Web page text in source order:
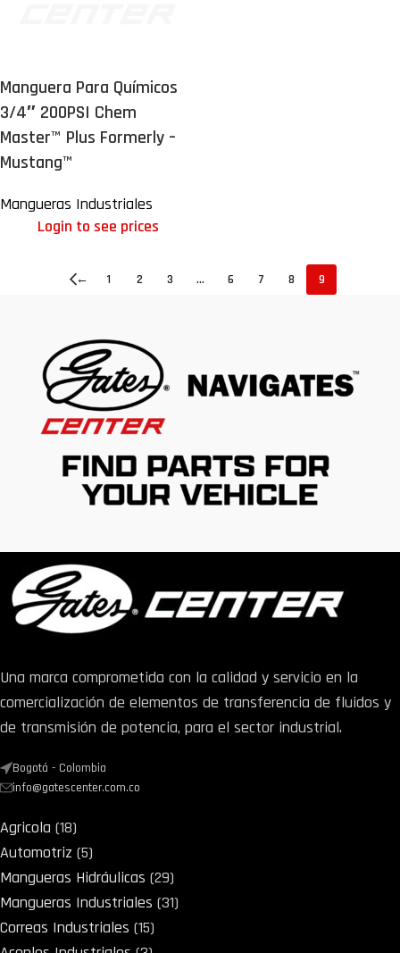
Manguera Para Químicos
3/4″ 200PSI Chem
Master™ Plus Formerly –
Mustang™
Mangueras Industriales
Login to see prices
← 1 2 3 … 6 7 8 9
Una marca comprometida con la calidad y servicio en la
comercialización de elementos de transferencia de fluidos y
de transmisión de potencia, para el sector industrial.
Bogotá - Colombia
info@gatescenter.com.co
Agricola 18
Automotriz 5
Mangueras Hidráulicas 29
Mangueras Industriales 31
Correas Industriales 15